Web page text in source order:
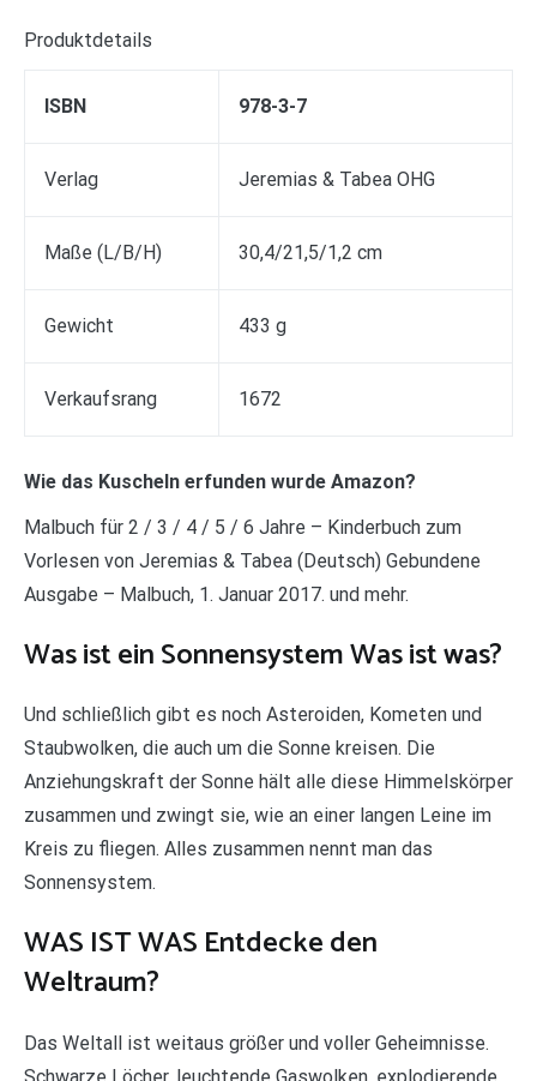
Produktdetails
ISBN 978-3-7
Verlag Jeremias & Tabea OHG
Maße (L/B/H) 30,4/21,5/1,2 cm
Gewicht 433 g
Verkaufsrang 1672
Wie das Kuscheln erfunden wurde Amazon?
Malbuch für 2 / 3 / 4 / 5 / 6 Jahre – Kinderbuch zum
Vorlesen von Jeremias & Tabea (Deutsch) Gebundene
Ausgabe – Malbuch, 1. Januar 2017. und mehr.
Was ist ein Sonnensystem Was ist was?
Und schließlich gibt es noch Asteroiden, Kometen und
Staubwolken, die auch um die Sonne kreisen. Die
Anziehungskraft der Sonne hält alle diese Himmelskörper
zusammen und zwingt sie, wie an einer langen Leine im
Kreis zu fliegen. Alles zusammen nennt man das
Sonnensystem.
WAS IST WAS Entdecke den
Weltraum?
Das Weltall ist weitaus größer und voller Geheimnisse.